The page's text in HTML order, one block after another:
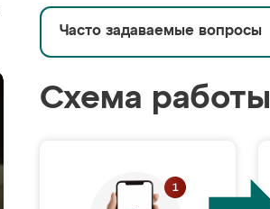
Часто задаваемые вопросы
Схема работы